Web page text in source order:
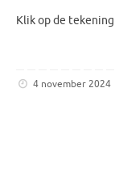
Klik op de
4 november 2024